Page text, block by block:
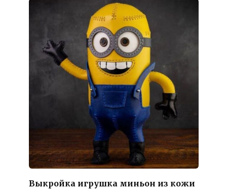
Выкройка игрушка миньон из кожи